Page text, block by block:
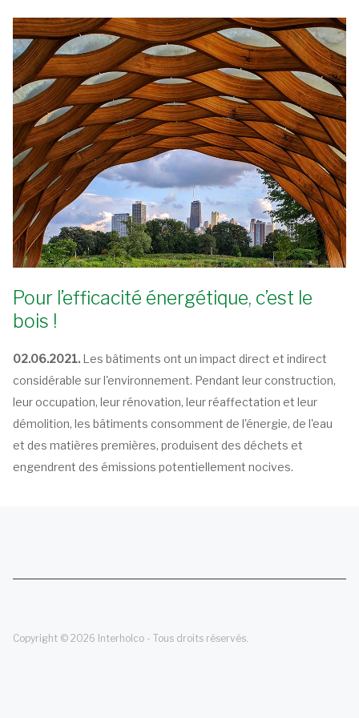
Pour l’efficacité énergétique, c’est le
bois !
02.06.2021. Les bâtiments ont un impact direct et indirect
considérable sur l'environnement. Pendant leur construction,
leur occupation, leur rénovation, leur réaffectation et leur
démolition, les bâtiments consomment de l'énergie, de l'eau
et des matières premières, produisent des déchets et
engendrent des émissions potentiellement nocives.
Copyright © 2026 Interholco - Tous droits réservés.